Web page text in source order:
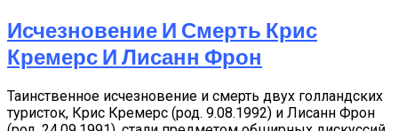
Исчезновение И Смерть Крис
Кремерс И Лисанн Фрон
Таинственное исчезновение и смерть двух голландских
туристок, Крис Кремерс (род. 9.08.1992) и Лисанн Фрон